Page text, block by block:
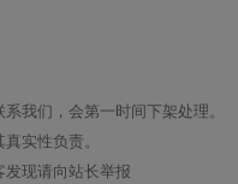
我们，会第一时间下架处理。
实性负责。
现请向站长举报